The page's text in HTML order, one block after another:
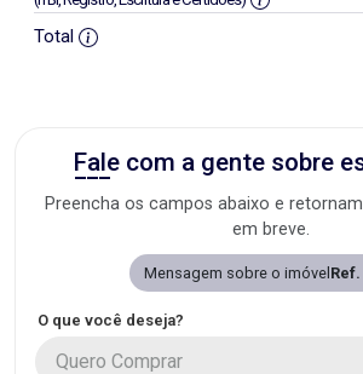
Total
Fale com a gente sobre
Preencha os campos abaixo e
em breve.
Mensagem sobre o imóvel Ref.
O que você deseja?
Quero Comprar